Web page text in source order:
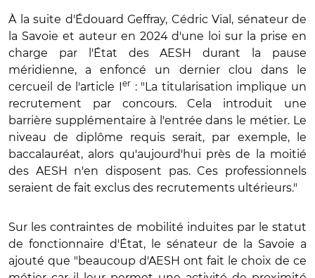
À la suite d'Édouard Geffray, Cédric Vial, sénateur de
la Savoie et auteur en 2024 d'une loi sur la prise en
charge par l'État des AESH durant la pause
méridienne, aenfoncé un dernier clou dans le
cercueil de l'article Ier: "La titularisation implique un
recrutement par concours. Cela introduit une
barrière supplémentaire à l'entrée dans le métier. Le
niveau de diplôme requis serait, par exemple, le
baccalauréat, alors qu'aujourd'hui près de la moitié
des AESH n'en disposent pas. Ces professionnels
seraient de fait exclus des recrutements ultérieurs."
Sur les contraintes de mobilité induites par le statut
de fonctionnaire d'État, le sénateur de la Savoie a
ajouté que "beaucoup d'AESH ont fait le choix de ce